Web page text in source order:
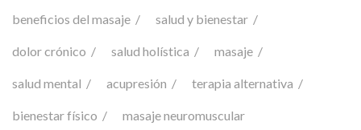
beneficios del masaje salud y bienestar
dolor crónico salud holística masaje
salud mental acupresión terapia alternativa
bienestar físico masaje neuromuscular